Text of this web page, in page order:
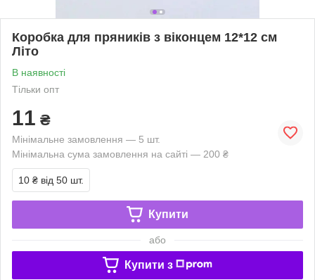
Коробка для пряників з віконцем 12*12 см
Літо
В наявності
Тільки опт
11 ₴
Мінімальне замовлення — 5 шт.
Мінімальна сума замовлення на сайті — 200 ₴
10 ₴ від 50 шт.
Купити
або
Купити з